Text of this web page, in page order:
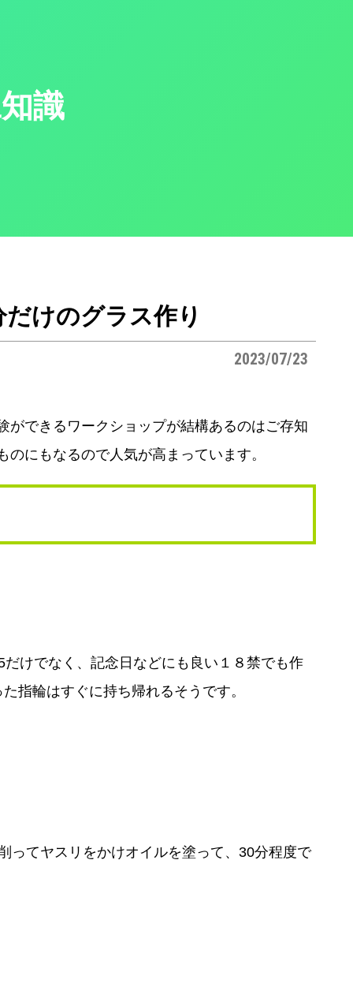
識
けのグラス作り
2023/07/23
ができるワークショップが結構あるのはご存知
にもなるので人気が高まっています。
けでなく、記念日などにも良い１８禁でも作
指輪はすぐに持ち帰れるそうです。
ってヤスリをかけオイルを塗って、30分程度で